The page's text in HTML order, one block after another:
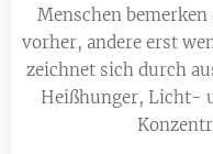
Menschen
vorher, andere erst
zeichnet sich durch
Heißhunger, Licht-